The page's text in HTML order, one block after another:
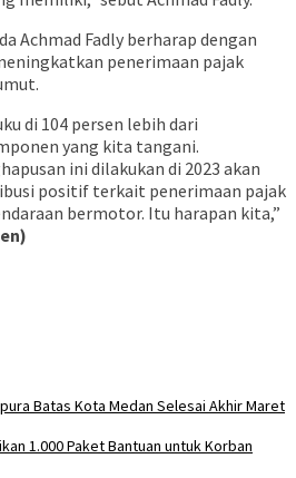
Achmad Fadly berharap dengan
penerimaan pajak
di 104 persen lebih dari
yang kita tangani.
ini dilakukan di 2023 akan
positif terkait penerimaan pajak
bermotor. Itu harapan kita,”
Batas Kota Medan Selesai Akhir Maret
1.000 Paket Bantuan untuk Korban